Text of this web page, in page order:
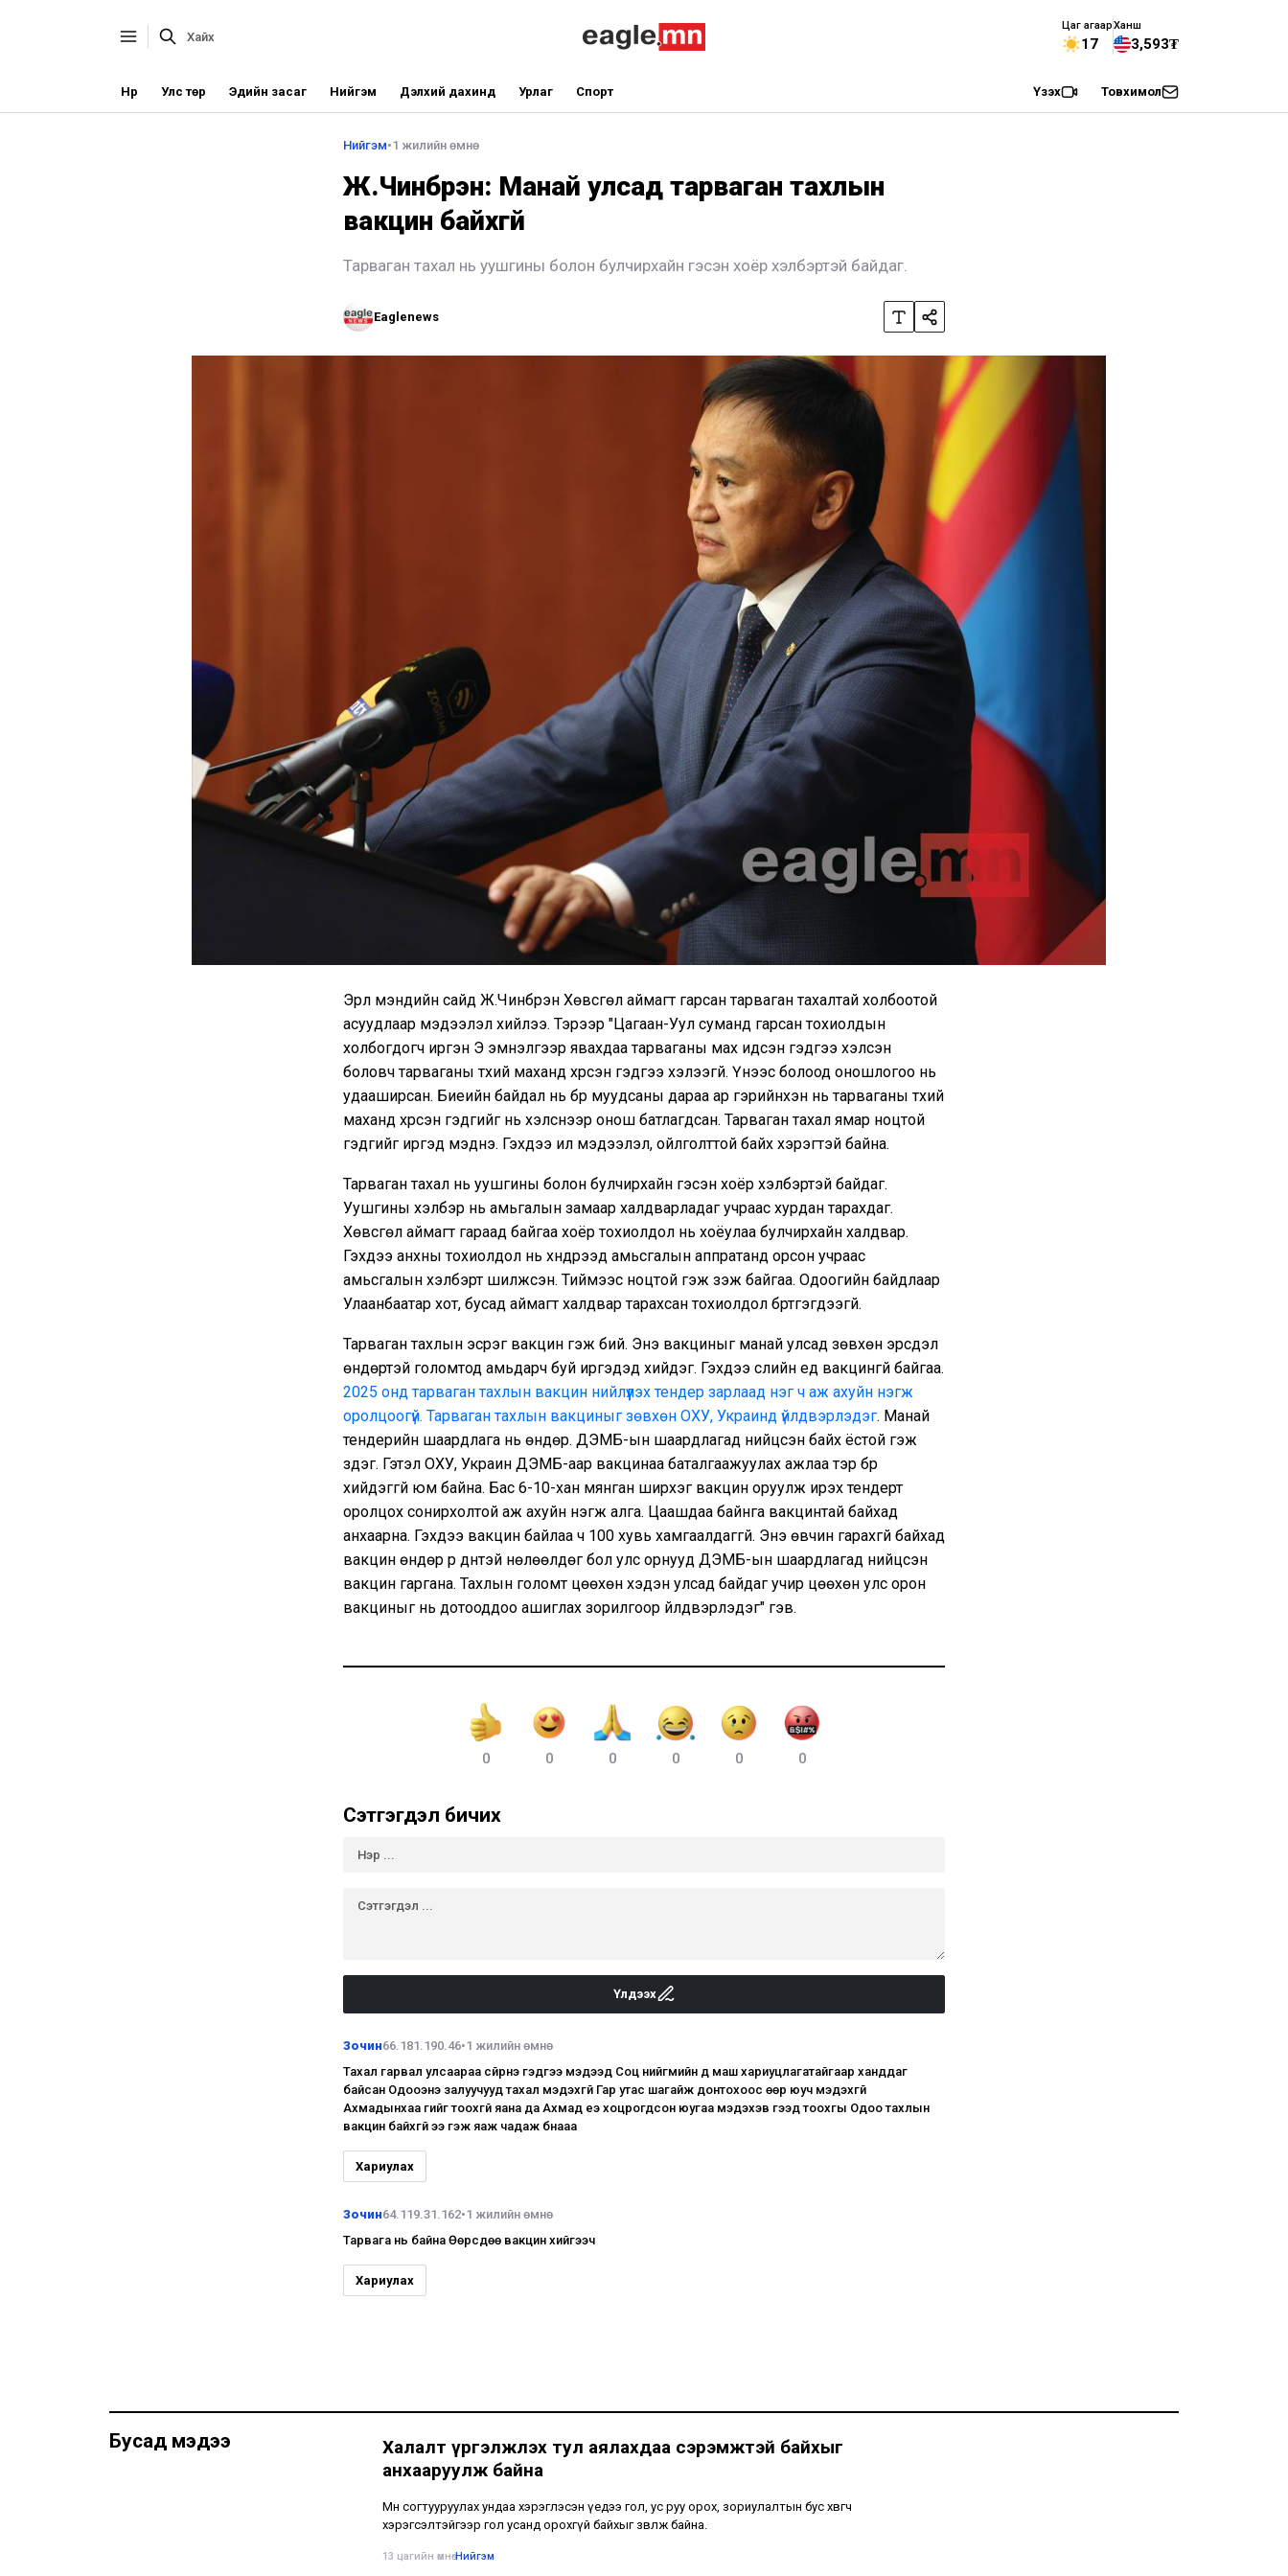
Цаг агаар
17
Ханш
3,593₮
Нүүр Улс төр Эдийн засаг Нийгэм Дэлхий дахинд Урлаг Спорт Үзэх Товхимол
Нийгэм•1 жилийн өмнө
Ж.Чинбүрэн: Манай улсад тарваган тахлын
вакцин байхгүй
Тарваган тахал нь уушгины болон булчирхайн гэсэн хоёр хэлбэртэй байдаг.
Eaglenews
Эрүүл мэндийн сайд Ж.Чинбүрэн Хөвсгөл аймагт гарсан тарваган тахалтай холбоотой
асуудлаар мэдээлэл хийлээ. Тэрээр "Цагаан-Уул суманд гарсан тохиолдын
холбогдогч иргэн Э эмнэлгээр явахдаа тарваганы мах идсэн гэдгээ хэлсэн
боловч тарваганы түүхий маханд хүрсэн гэдгээ хэлээгүй. Үүнээс болоод оношлогоо нь
удааширсан. Биеийн байдал нь бүр муудсаны дараа ар гэрийнхэн нь тарваганы түүхий
маханд хүрсэн гэдгийг нь хэлснээр онош батлагдсан. Тарваган тахал ямар ноцтой
гэдгийг иргэд мэднэ. Гэхдээ илүү мэдээлэл, ойлголттой байх хэрэгтэй байна.
Тарваган тахал нь уушгины болон булчирхайн гэсэн хоёр хэлбэртэй байдаг.
Уушгины хэлбэр нь амьгалын замаар халдварладаг учраас хурдан тарахдаг.
Хөвсгөл аймагт гараад байгаа хоёр тохиолдол нь хоёулаа булчирхайн халдвар.
Гэхдээ анхны тохиолдол нь хүндрээд амьсгалын аппратанд орсон учраас
амьсгалын хэлбэрт шилжсэн. Тиймээс ноцтой гэж үзэж байгаа. Одоогийн байдлаар
Улаанбаатар хот, бусад аймагт халдвар тарахсан тохиолдол бүртгэгдээгүй.
Тарваган тахлын эсрэг вакцин гэж бий. Энэ вакциныг манай улсад зөвхөн эрсдэл
өндөртэй голомтод амьдарч буй иргэдэд хийдэг. Гэхдээ сүүлийн үед вакцингүй байгаа.
2025 онд тарваган тахлын вакцин нийлүүлэх тендер зарлаад нэг ч аж ахуйн нэгж
оролцоогүй. Тарваган тахлын вакциныг зөвхөн ОХУ, Украинд үйлдвэрлэдэг. Манай
тендерийн шаардлага нь өндөр. ДЭМБ-ын шаардлагад нийцсэн байх ёстой гэж
үздэг. Гэтэл ОХУ, Украин ДЭМБ-аар вакцинаа баталгаажуулах ажлаа тэр бүр
хийдэггүй юм байна. Бас 6-10-хан мянган ширхэг вакцин оруулж ирэх тендерт
оролцох сонирхолтой аж ахуйн нэгж алга. Цаашдаа байнга вакцинтай байхад
анхаарна. Гэхдээ вакцин байлаа ч 100 хувь хамгаалдаггүй. Энэ өвчин гарахгүй байхад
вакцин өндөр үр дүнтэй нөлөөлдөг бол улс орнууд ДЭМБ-ын шаардлагад нийцсэн
вакцин гаргана. Тахлын голомт цөөхөн хэдэн улсад байдаг учир цөөхөн улс орон
вакциныг нь дотооддоо ашиглах зорилгоор үйлдвэрлэдэг" гэв.
0 0 0 0 0 0
Сэтгэгдэл бичих
Үлдээх
Зочин66.181.190.46•1 жилийн өмнө
Тахал гарвал улсаараа сүйрнэ гэдгээ мэдээд Соц нийгмийн үд маш хариуцлагатайгаар ханддаг
байсан Одооэнэ залуучууд тахал мэдэхгүй Гар утас шагайж донтохоос өөр юуч мэдэхгүй
Ахмадынхаа үгийг тоохгүй яана да Ахмад үеэ хоцрогдсон юугаа мэдэхэв гээд тоохгүы Одоо тахлын
вакцин байхгүй ээ гэж яаж чадаж бнааа
Хариулах
Зочин64.119.31.162•1 жилийн өмнө
Тарвага нь байна Өөрсдөө вакцин хийгээч
Хариулах
Бусад мэдээ
Халалт үргэлжлэх тул аялахдаа сэрэмжтэй байхыг
анхааруулж байна
Мөн согтууруулах ундаа хэрэглэсэн үедээ гол, ус руу орох, зориулалтын бус хөвөгч
хэрэгсэлтэйгээр гол усанд орохгүй байхыг зөвлөж байна.
13 цагийн өмнө•Нийгэм